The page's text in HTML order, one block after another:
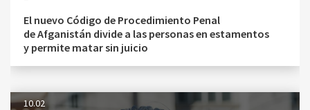
El nuevo Código de Procedimiento Penal
de Afganistán divide a las personas en estamentos
y permite matar sin juicio
10.02